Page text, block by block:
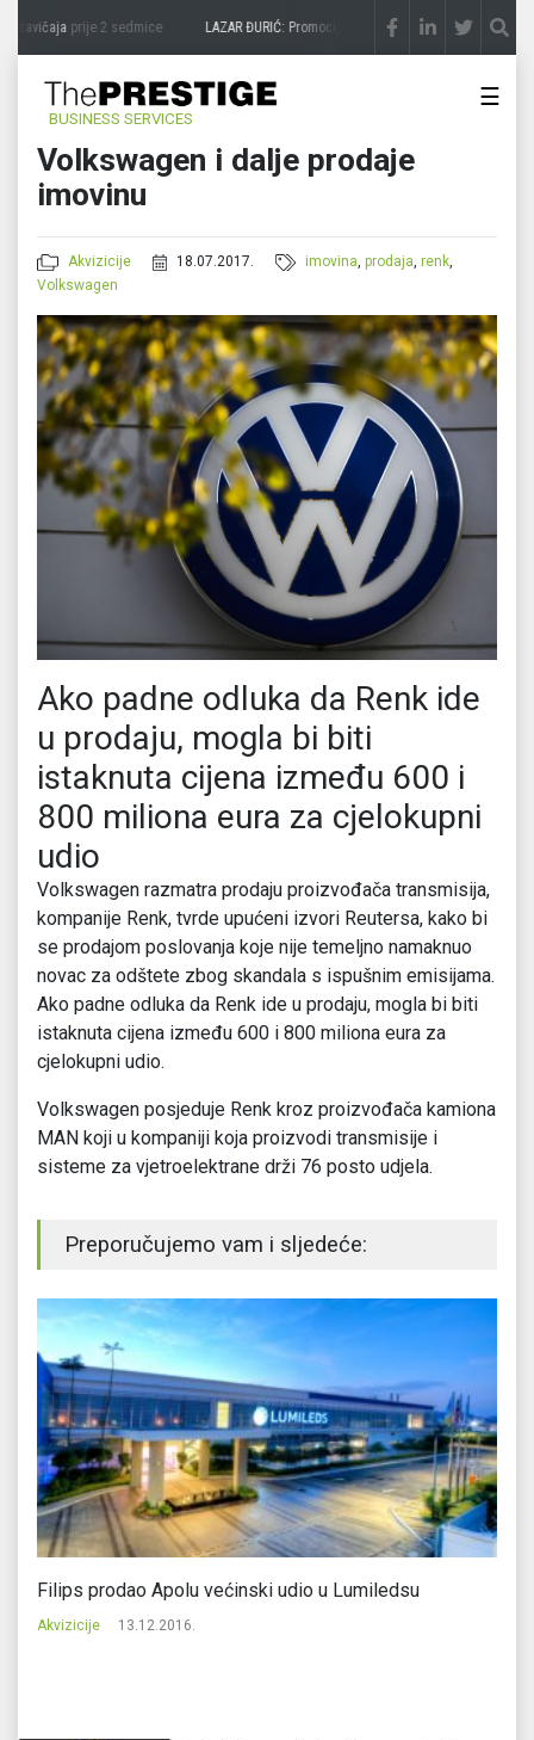
zavičajaprije 2 sedmice LAZAR ĐURIĆ: Promocija potencijal pretvara u destinaciju
BUSINESS SERVICES
☰
Volkswagen i dalje prodaje
imovinu
Akvizicije 18.07.2017. imovina,prodaja,renk,
Volkswagen
Ako padne odluka da Renk ide
u prodaju, mogla bi biti
istaknuta cijena između 600 i
800 miliona eura za cjelokupni
udio
Volkswagen razmatra prodaju proizvođača transmisija,
kompanije Renk, tvrde upućeni izvori Reutersa, kako bi
se prodajom poslovanja koje nije temeljno namaknuo
novac za odštete zbog skandala s ispušnim emisijama.
Ako padne odluka da Renk ide u prodaju, mogla bi biti
istaknuta cijena između 600 i 800 miliona eura za
cjelokupni udio.
Volkswagen posjeduje Renk kroz proizvođača kamiona
MAN koji u kompaniji koja proizvodi transmisije i
sisteme za vjetroelektrane drži 76 posto udjela.
Preporučujemo vam i sljedeće:
Filips prodao Apolu većinski udio u Lumiledsu
Akvizicije 13.12.2016.